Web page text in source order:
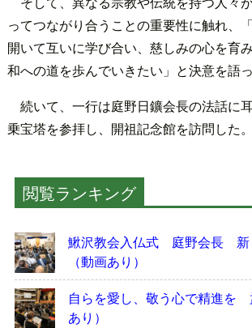
ってつながり合うことの重要性に触れ、
開いて互いに学び合い、慈しみの心を育
和への道を歩んでいきたい」と決意を語っ
続いて、一行は庭野日鑛会長の法話に
乗宝塔を参拝し、開祖記念館を訪問した。
閲覧ランキング
鰍沢教会入仏式 庭野会長 新
（動画あり）
自らを愛し、敬う心で精進を
あり）